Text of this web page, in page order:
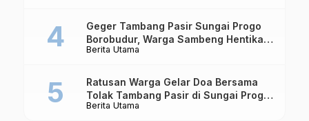
Berita Utama
Geger Tambang Pasir Sungai Progo
Borobudur, Warga Sambeng Hentikan
Alat Berat dan Usir Truk
Berita Utama
Ratusan Warga Gelar Doa Bersama
Tolak Tambang Pasir di Sungai Progo
Borobudur